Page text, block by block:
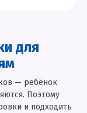
для
— ребёнок
Поэтому
и подходить